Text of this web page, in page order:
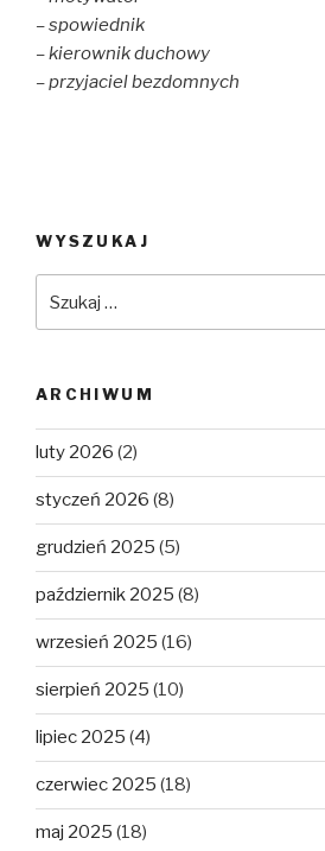
d
o
w
)
n
d
o
w
)
)
– spowiednik
– kierownik duchowy
– przyjaciel bezdomnych
WYSZUKAJ
ARCHIWUM
luty 2026 (2)
styczeń 2026 (8)
grudzień 2025 (5)
październik 2025 (8)
wrzesień 2025 (16)
sierpień 2025 (10)
lipiec 2025 (4)
czerwiec 2025 (18)
maj 2025 (18)